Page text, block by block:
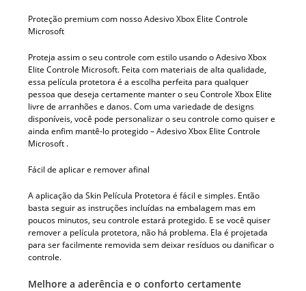
Proteção premium com nosso Adesivo Xbox Elite Controle
Microsoft
Proteja assim o seu controle com estilo usando o Adesivo Xbox
Elite Controle Microsoft. Feita com materiais de alta qualidade,
essa película protetora é a escolha perfeita para qualquer
pessoa que deseja certamente manter o seu Controle Xbox Elite
livre de arranhões e danos. Com uma variedade de designs
disponíveis, você pode personalizar o seu controle como quiser e
ainda enfim mantê-lo protegido – Adesivo Xbox Elite Controle
Microsoft .
Fácil de aplicar e remover afinal
A aplicação da Skin Película Protetora é fácil e simples. Então
basta seguir as instruções incluídas na embalagem mas em
poucos minutos, seu controle estará protegido. E se você quiser
remover a película protetora, não há problema. Ela é projetada
para ser facilmente removida sem deixar resíduos ou danificar o
controle.
Melhore a aderência e o conforto certamente